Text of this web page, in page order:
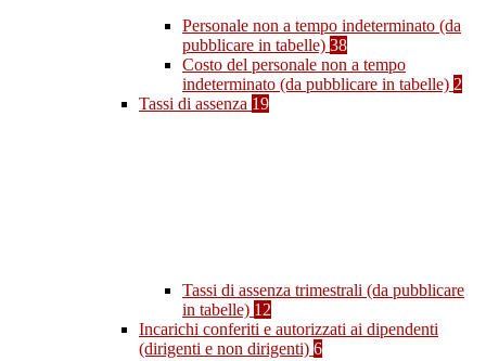
Personale non a tempo indeterminato (da
pubblicare in tabelle) 38
Costo del personale non a tempo
indeterminato (da pubblicare in tabelle) 2
Tassi di assenza 19
Tassi di assenza trimestrali (da pubblicare
in tabelle) 12
Incarichi conferiti e autorizzati ai dipendenti
(dirigenti e non dirigenti) 6